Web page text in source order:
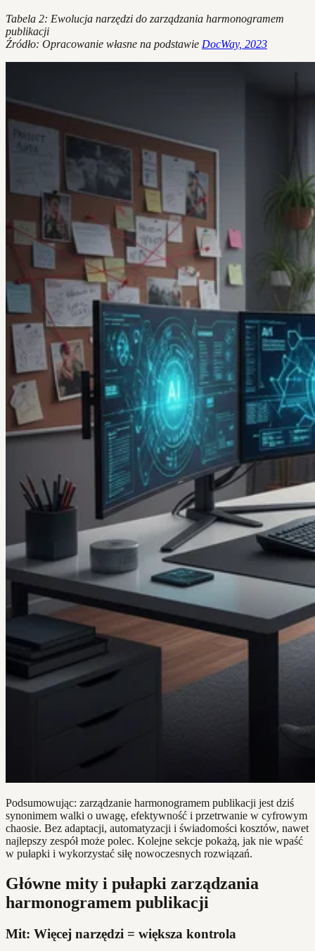
Tabela 2: Ewolucja narzędzi do zarządzania harmonogramem
publikacji
Źródło: Opracowanie własne na podstawie DocWay, 2023
Podsumowując: zarządzanie harmonogramem publikacji jest dziś
synonimem walki o uwagę, efektywność i przetrwanie w cyfrowym
chaosie. Bez adaptacji, automatyzacji i świadomości kosztów, nawet
najlepszy zespół może polec. Kolejne sekcje pokażą, jak nie wpaść
w pułapki i wykorzystać siłę nowoczesnych rozwiązań.
Główne mity i pułapki zarządzania
harmonogramem publikacji
Mit: Więcej narzędzi = większa kontrola